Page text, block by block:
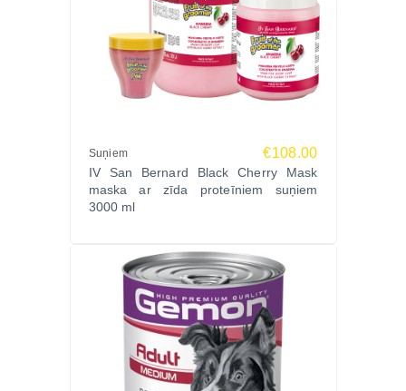
Suņiem €108.00
IV San Bernard Black Cherry Mask
maska ar zīda proteīniem suņiem
3000 ml